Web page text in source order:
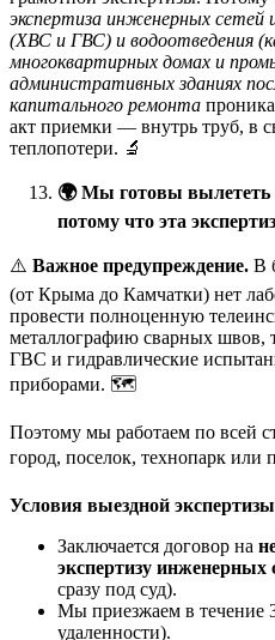
экспертиза инженерных
(ХВС и ГВС) и водоотведения
многоквартирных домах и
административных зданиях
капитального ремонта
акт приемки — внутрь труб, в
теплопотери. 🔬
🌍Мы готовы вылететь
потому что эта
⚠️ Важное предупреждение. В
(от Крыма до Камчатки) нет
провести полноценную
металлографию сварных швов,
ГВС и гидравлические
приборами. 🗺️
Поэтому мы работаем по всей
город, поселок, технопарк или
Условия выездной
Заключается договор на
экспертизу инженерных
сразу под суд).
Мы приезжаем в течение
удаленности).